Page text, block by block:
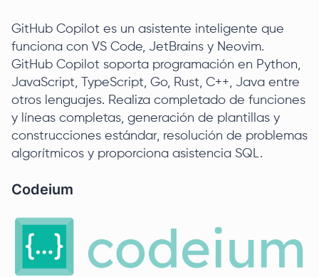
GitHub Copilot es un asistente inteligente que
funciona con VS Code, JetBrains y Neovim.
GitHub Copilot soporta programación en Python,
JavaScript, TypeScript, Go, Rust, C++, Java entre
otros lenguajes. Realiza completado de funciones
y líneas completas, generación de plantillas y
construcciones estándar, resolución de problemas
algorítmicos y proporciona asistencia SQL.
Codeium